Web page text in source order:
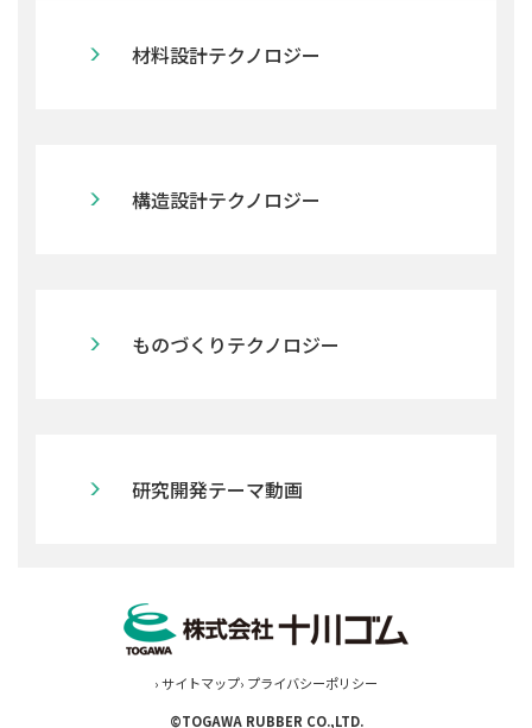
材料設計テクノロジー
構造設計テクノロジー
ものづくりテクノロジー
研究開発テーマ動画
› サイトマップ› プライバシーポリシー
©TOGAWA RUBBER CO.,LTD.